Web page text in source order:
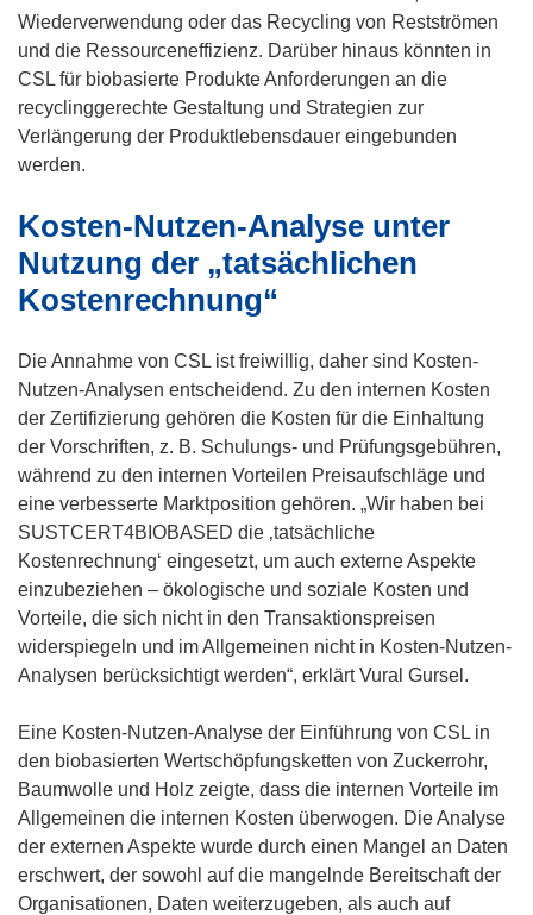
Wiederverwendung oder das Recycling von Restströmen
und die Ressourceneffizienz. Darüber hinaus könnten in
CSL für biobasierte Produkte Anforderungen an die
recyclinggerechte Gestaltung und Strategien zur
Verlängerung der Produktlebensdauer eingebunden
werden.
Kosten-Nutzen-Analyse unter
Nutzung der „tatsächlichen
Kostenrechnung“
Die Annahme von CSL ist freiwillig, daher sind Kosten-
Nutzen-Analysen entscheidend. Zu den internen Kosten
der Zertifizierung gehören die Kosten für die Einhaltung
der Vorschriften, z. B. Schulungs- und Prüfungsgebühren,
während zu den internen Vorteilen Preisaufschläge und
eine verbesserte Marktposition gehören. „Wir haben bei
SUSTCERT4BIOBASED die ‚tatsächliche
Kostenrechnung‘ eingesetzt, um auch externe Aspekte
einzubeziehen – ökologische und soziale Kosten und
Vorteile, die sich nicht in den Transaktionspreisen
widerspiegeln und im Allgemeinen nicht in Kosten-Nutzen-
Analysen berücksichtigt werden“, erklärt Vural Gursel.
Eine Kosten-Nutzen-Analyse der Einführung von CSL in
den biobasierten Wertschöpfungsketten von Zuckerrohr,
Baumwolle und Holz zeigte, dass die internen Vorteile im
Allgemeinen die internen Kosten überwogen. Die Analyse
der externen Aspekte wurde durch einen Mangel an Daten
erschwert, der sowohl auf die mangelnde Bereitschaft der
Organisationen, Daten weiterzugeben, als auch auf